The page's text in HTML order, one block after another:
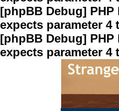
[phpBB Debug] PHP
expects parameter
[phpBB Debug] PHP
expects parameter